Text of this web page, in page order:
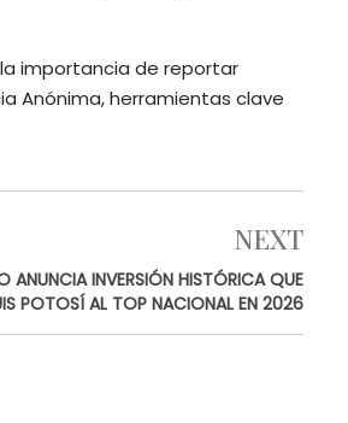
importancia de reportar
Anónima, herramientas clave
NEXT
ANUNCIA INVERSIÓN HISTÓRICA QUE
POTOSÍ AL TOP NACIONAL EN 2026